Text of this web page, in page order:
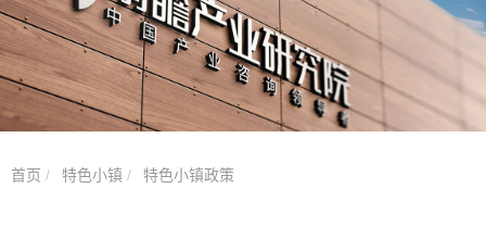
首页 特色小镇 特色小镇政策